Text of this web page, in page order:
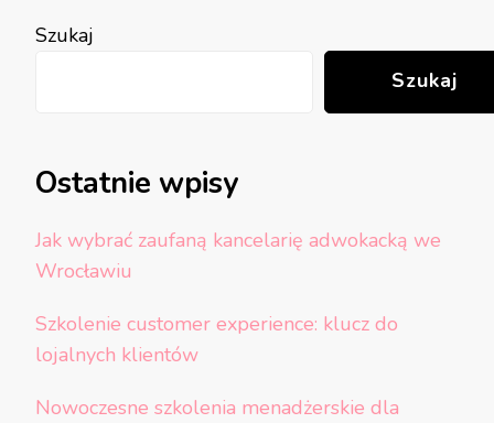
Szukaj
Szukaj
Ostatnie wpisy
Jak wybrać zaufaną kancelarię adwokacką we
Wrocławiu
Szkolenie customer experience: klucz do
lojalnych klientów
Nowoczesne szkolenia menadżerskie dla